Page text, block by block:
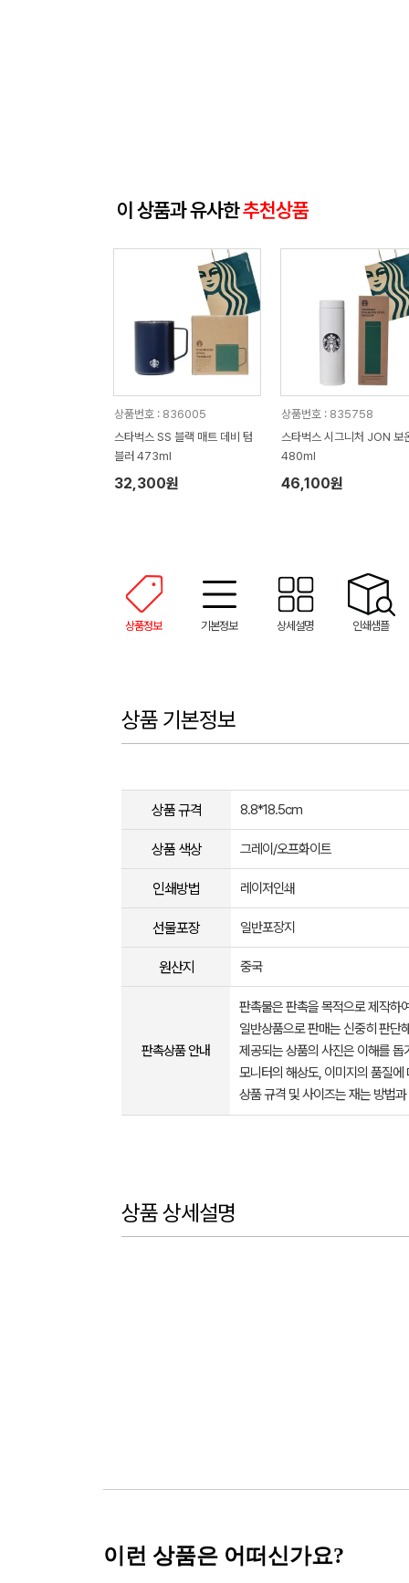
이 상품과 유사한추천상품
상품번호 : 836005
스타벅스 SS 블랙 매트 데비 텀
블러 473ml
32,300원
상품번호 : 835758
스타벅스 시그니처 JON 보
480ml
46,100원
상품정보 기본정보 상세설명 인쇄샘플
상품 기본정보
상품 규격 8.8*18.5cm
상품 색상 그레이/오프화이트
인쇄방법 레이저인쇄
선물포장 일반포장지
원산지 중국
판촉상품 안내
판촉물은 판촉을 목적으로 제작하
일반상품으로 판매는 신중히 판단
제공되는 상품의 사진은 이해를
모니터의 해상도, 이미지의 품질
상품 규격 및 사이즈는 재는 방법
상품 상세설명
이런 상품은 어떠신가요?